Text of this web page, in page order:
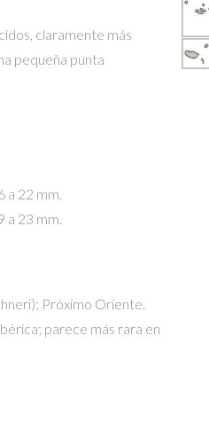
claramente más
pequeña punta
a 22 mm.
a 23 mm.
Próximo Oriente.
parece más rara en